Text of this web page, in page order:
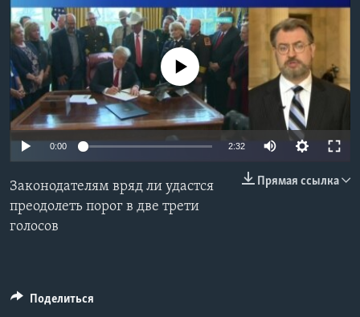
Learning English
СОЦИАЛЬНЫЕ СЕТИ
Языки
No media source currently available
0:00 2:32
Прямая ссылка
Законодателям вряд ли удастся
преодолеть порог в две трети
голосов
Поделиться